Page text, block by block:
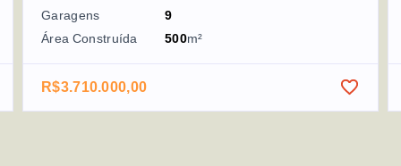
Garagens
9
Área Construída
500m²
R$3.710.000,00